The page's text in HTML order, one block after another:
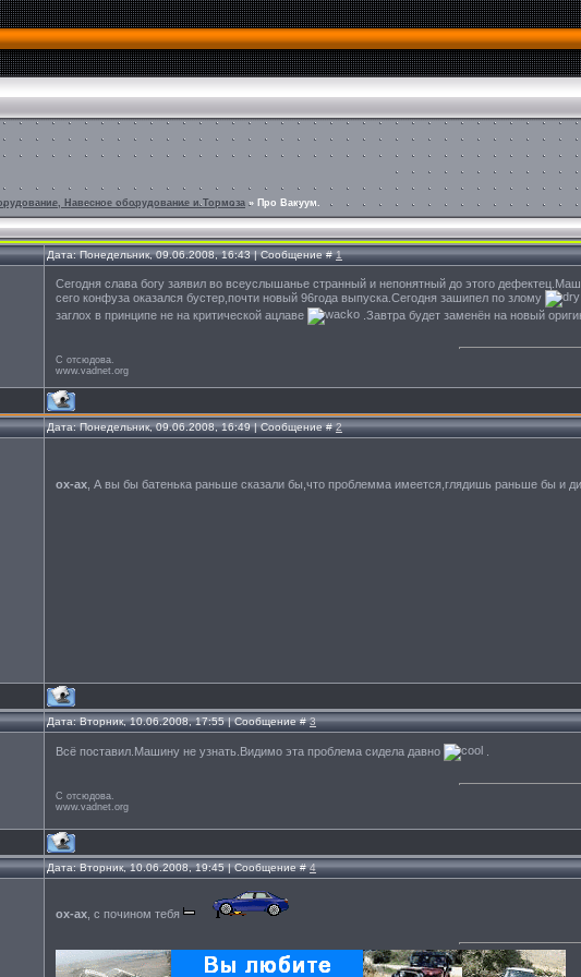
Навесное оборудование и Тормоза » Про Вакуум.
Дата: Понедельник, 09.06.2008, 16:43 | Сообщение #1
Сегодня слава богу заявил во всеуслышанье странный и непонятный до этого
сего конфуза оказался бустер,почти новый 96года выпуска.Сегодня зашипел по злому
заглох в принципе не на критической ацлаве
.Завтра будет заменён на новый
С отсюдова.
www.vadnet.org
Дата: Понедельник, 09.06.2008, 16:49 | Сообщение #2
ох-ах , А вы бы батенька раньше сказали бы,что проблемма имеется,глядишь раньше бы и
Дата: Вторник, 10.06.2008, 17:55 | Сообщение #3
Всё поставил.Машину не узнать.Видимо эта проблема сидела давно
С отсюдова.
www.vadnet.org
Дата: Вторник, 10.06.2008, 19:45 | Сообщение #4
ох-ах , с почином тебя